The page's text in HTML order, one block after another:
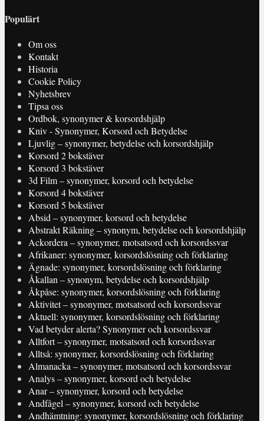
Populärt
Om oss
Kontakt
Historia
Cookie Policy
Nyhetsbrev
Tipsa oss
Ordbok, synonymer & korsordshjälp
Kniv - Synonymer, Korsord och Betydelse
Ljuvlig – synonymer, betydelse och korsordshjälp
Korsord 2 bokstäver
Korsord 3 bokstäver
3d Film – synonymer, korsord och betydelse
Korsord 4 bokstäver
Korsord 5 bokstäver
Absid – synonymer, korsord och betydelse
Abstrakt Räkning – synonym, betydelse och korsordshjälp
Ackordera – synonymer, motsatsord och korsordssvar
Afrikaner: synonymer, korsordslösning och förklaring
Ägnade: synonymer, korsordslösning och förklaring
Åkallan – synonym, betydelse och korsordshjälp
Åkpåse: synonymer, korsordslösning och förklaring
Aktivitet – synonymer, motsatsord och korsordssvar
Aktuell: synonymer, korsordslösning och förklaring
Vad betyder alerta? Synonymer och korsordssvar
Alltfort – synonymer, motsatsord och korsordssvar
Alltså: synonymer, korsordslösning och förklaring
Almanacka – synonymer, motsatsord och korsordssvar
Analys – synonymer, korsord och betydelse
Anar – synonymer, korsord och betydelse
Andfågel – synonymer, korsord och betydelse
Andhämtning: synonymer, korsordslösning och förklaring